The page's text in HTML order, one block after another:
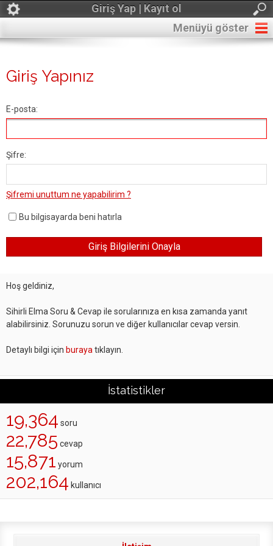
Giriş Yap | Kayıt ol
Menüyü göster
Giriş Yapınız
E-posta:
Şifre:
Şifremi unuttum ne yapabilirim ?
Bu bilgisayarda beni hatırla
Hoş geldiniz,
Sihirli Elma Soru & Cevap ile sorularınıza en kısa zamanda yanıt
alabilirsiniz. Sorunuzu sorun ve diğer kullanıcılar cevap versin.
Detaylı bilgi için buraya tıklayın.
İstatistikler
19,364 soru
22,785 cevap
15,871 yorum
202,164 kullanıcı